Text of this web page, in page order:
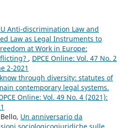
Anti-discrimination Law and
Law as Legal Instruments to
at Work in Europe:
, DPCE Online: Vol. 47 No. 2
2-2021
through diversity: statutes of
contemporary legal systems.
Online: Vol. 49 No. 4 (2021):
Un anniversario da